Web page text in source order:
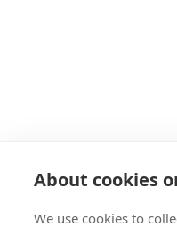
About cookies
We use cookies to